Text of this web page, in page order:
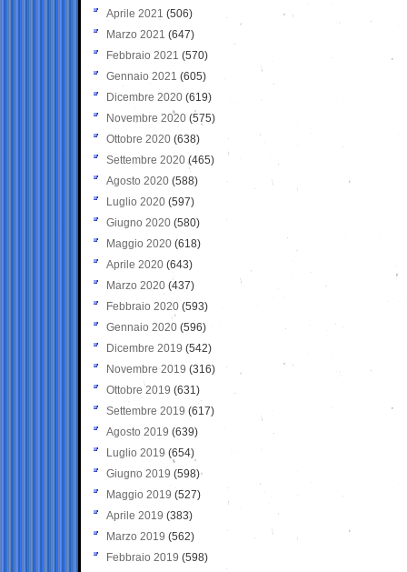
Aprile 2021 (506)
Marzo 2021 (647)
Febbraio 2021 (570)
Gennaio 2021 (605)
Dicembre 2020 (619)
Novembre 2020 (575)
Ottobre 2020 (638)
Settembre 2020(465)
Agosto 2020 (588)
Luglio 2020 (597)
Giugno 2020 (580)
Maggio 2020 (618)
Aprile 2020 (643)
Marzo 2020 (437)
Febbraio 2020 (593)
Gennaio 2020 (596)
Dicembre 2019 (542)
Novembre 2019 (316)
Ottobre 2019 (631)
Settembre 2019 (617)
Agosto 2019 (639)
Luglio 2019 (654)
Giugno 2019 (598)
Maggio 2019 (527)
Aprile 2019 (383)
Marzo 2019 (562)
Febbraio 2019 (598)